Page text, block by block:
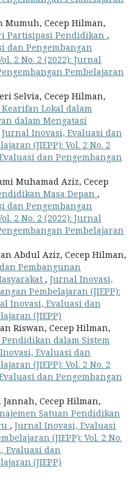
Mumuh, Cecep Hilman,
Partisipasi Pendidikan ,
dan Pengembangan
2 No. 2 (2022): Jurnal
Pembelajaran
Selvia, Cecep Hilman,
Lokal dalam
dalam Mengatasi
Jurnal Inovasi, Evaluasi dan
(JIEPP): Vol. 2 No. 2
dan Pengembangan
Muhamad Aziz, Cecep
Masa Depan ,
dan Pengembangan
2 No. 2 (2022): Jurnal
Pembelajaran
Abdul Aziz, Cecep Hilman,
Pembangunan
, Jurnal Inovasi,
Pembelajaran (JIEPP):
Inovasi, Evaluasi dan
(JIEPP)
Riswan, Cecep Hilman,
dalam Sistem
Evaluasi dan
(JIEPP): Vol. 2 No. 2
dan Pengembangan
Cecep Hilman,
Satuan Pendidikan
, Jurnal Inovasi, Evaluasi
(JIEPP): Vol. 2 No.
Evaluasi dan
(JIEPP)